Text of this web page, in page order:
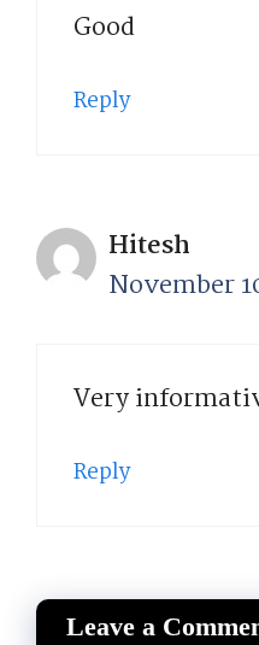
Good
Reply
Hitesh
November
Very
Reply
Leave a